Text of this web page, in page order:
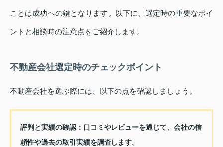
ことは成功への鍵となります。以下に、選定時の重要なポイ
ントと相談時の注意点をご紹介します。
不動産会社選定時のチェックポイント
不動産会社を選ぶ際には、以下の点を確認しましょう。
評判と実績の確認：口コミやレビューを通じて、会社の信
頼性や過去の取引実績を調査します。